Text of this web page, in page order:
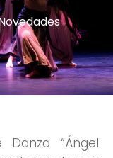
Danza “Ángel